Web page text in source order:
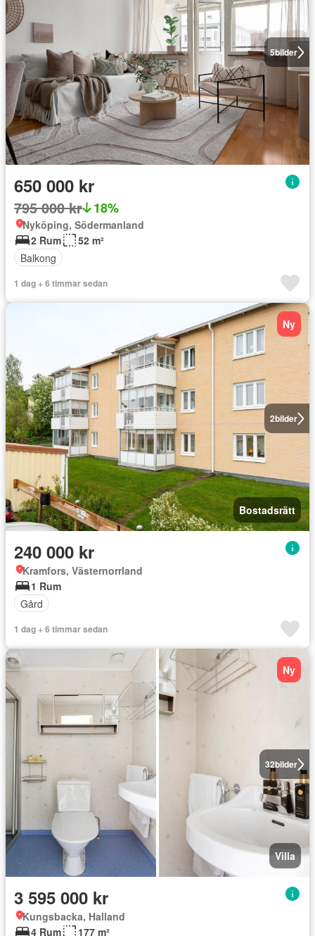
5bilder
650 000 kr
795 000 kr 18%
Nyköping, Södermanland
2 Rum
52 m²
Balkong
1 dag + 6 timmar sedan
2bilder
Ny
Bostadsrätt
240 000 kr
Kramfors, Västernorrland
1 Rum
Gård
1 dag + 6 timmar sedan
32bilder
Ny
Villa
3 595 000 kr
Kungsbacka, Halland
4 Rum
177 m²